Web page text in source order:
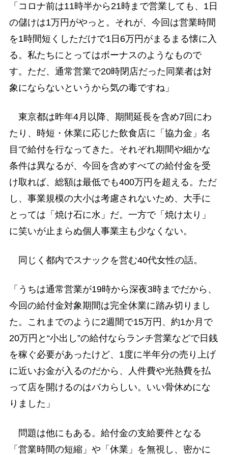
「コロナ前は11時半から21時まで営業しても、1日
の儲けは1万円がやっと。それが、今回は営業時間
を1時間短くしただけで1日6万円がまるまる懐に入
る。私たちにとってはボーナスのようなもので
す。ただ、通常営業で20時閉店だった同業者は対
象にならないというから気の毒ですね」
東京都は昨年4月以降、期間延長を含め7回にわ
たり、時短・休業に応じた飲食店に「協力金」名
目で給付を行なってきた。それぞれ期間や細かな
条件は異なるが、今回を含めすべての給付金を受
け取れば、総額は最低でも400万円を超える。ただ
し、事業規模の大小は考慮されないため、大手に
とっては「焼け石に水」だ。一方で「焼け太り」
に笑いが止まらぬ個人事業主も少なくない。
同じく都内でスナックを営む40代女性の話。
「うちは通常営業が19時から深夜3時までだから、
今回の給付金対象期間は完全休業に踏み切りまし
た。これまでのように2週間で15万円、約1か月で
20万円と“小出し”の給付ならランチ営業などで日銭
を稼ぐ必要があったけど、1度に半年分の売り上げ
に近いお金が入るのだから、人件費や光熱費を払
って店を開けるのはバカらしい。いい骨休めにな
りました」
問題は他にもある。給付金の支給要件となる
「営業時間の短縮」や「休業」を無視し、密かに